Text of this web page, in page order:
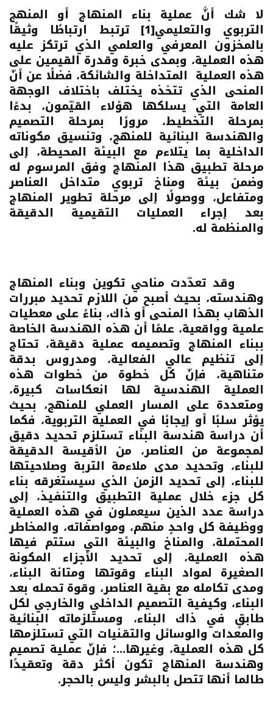
لا شك أنَّ عملية بناء المنهاج أو المنهج
التربوي والتعليمي[1] ترتبط ارتباطًا وثيقًا
بالمخزون المعرفي والعلمي الذي ترتكز عليه
هذه العملية، وبمدى خبرة وقدرة القيمين على
هذه العملية المتداخلة والشائكة، فضلًا عن أنّ
المنحى الذي تتخذه يختلف باختلاف الوجهة
العامة التي يسلكها هؤلاء القيّمون، بدءًا
بمرحلة التخطيط، مرورًا بمرحلة التصميم
والهندسة البنائية للمنهج، وتنسيق مكوناته
الداخلية بما يتلاءم مع البيئة المحيطة، إلى
مرحلة تطبيق هذا المنهاج وفق المرسوم له
وضمن بيئة ومناخ تربوي متداخل العناصر
ومتفاعل، ووصولًا إلى مرحلة تطوير المنهاج
بعد إجراء العمليات التقيمية الدقيقة
والمنظمة له.
وقد تعدّدت مناحي تكوين وبناء المنهاج
وهندسته، بحيث أصبح من اللازم تحديد مبررات
الذهاب بهذا المنحى أو ذاك، بناءً على معطيات
علمية وواقعية، علمًا أن هذه الهندسة الخاصة
ببناء المنهاج وتصميمه عملية دقيقة، تحتاج
إلى تنظيم عالي الفعالية، ومدروس بدقة
متناهية، فإنّ كل خطوة من خطوات هذه
العملية الهندسية لها انعكاسات كبيرة،
ومتعددة على المسار العملي للمنهج، بحيث
يؤثر سلبًا أو إيجابًا في العملية التربوية، فكما
أن دراسة هندسة البناء تستلزم تحديد دقيق
لمجموعة من العناصر، من الأقيسة الدقيقة
للبناء، وتحديد مدى ملاءمة التربة وصلاحيتها
للبناء، إلى تحديد الزمن الذي سيستغرقه بناء
كل جزء خلال عملية التطبيق والتنفيذ، إلى
دراسة عدد الذين سيعملون في هذه العملية
ووظيفة كل واحدٍ منهم، ومواصفاته، والمخاطر
المحتملة، والمناخ والبيئة التي ستتم فيها
هذه العملية، إلى تحديد الأجزاء المكونة
الصغيرة لمواد البناء وقوتها ومتانة البناء،
ومدى تكامله مع بقية العناصر، وقوة تحمله بعد
البناء، وكيفية التصميم الداخلي والخارجي لكل
طابقٍ في ذاك البناء، ومستلزماته البنائية
والمعدات والوسائل والتقنيات التي تستلزمها
كل هذه العملية، وغيرها...؛ فإنّ عملية تصميم
وهندسة المنهاج تكون أكثر دقة وتعقيدًا
طالما أنها تتصل بالبشر وليس بالحجر.